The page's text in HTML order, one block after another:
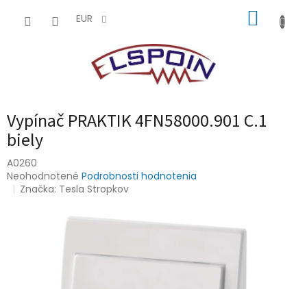
EUR
Vypínač PRAKTIK 4FN58000.901 C.1
biely
A0260
Priemerné
hodnotenie
Neohodnotené Podrobnosti hodnotenia
Značka: Tesla Stropkov